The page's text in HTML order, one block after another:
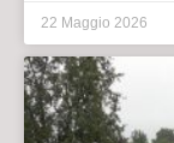
22 Maggio 2026